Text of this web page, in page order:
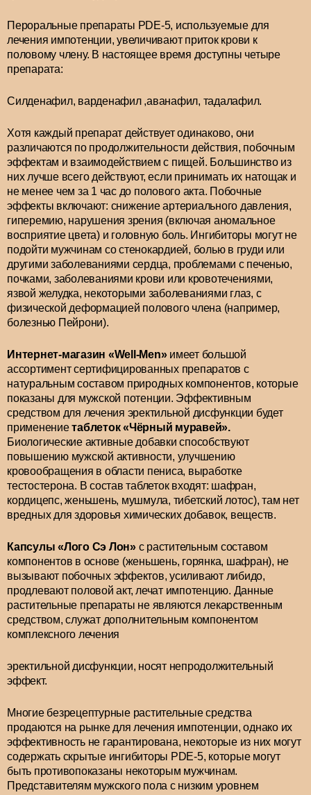
Пероральные препараты PDE-5, используемые для
лечения импотенции, увеличивают приток крови к
половому члену. В настоящее время доступны четыре
препарата:
Силденафил, варденафил ,аванафил, тадалафил.
Хотя каждый препарат действует одинаково, они
различаются по продолжительности действия, побочным
эффектам и взаимодействием с пищей. Большинство из
них лучше всего действуют, если принимать их натощак и
не менее чем за 1 час до полового акта. Побочные
эффекты включают: снижение артериального давления,
гиперемию, нарушения зрения (включая аномальное
восприятие цвета) и головную боль. Ингибиторы могут не
подойти мужчинам со стенокардией, болью в груди или
другими заболеваниями сердца, проблемами с печенью,
почками, заболеваниями крови или кровотечениями,
язвой желудка, некоторыми заболеваниями глаз, с
физической деформацией полового члена (например,
болезнью Пейрони).
Интернет-магазин «Well -Men»имеет большой
ассортимент сертифицированных препаратов с
натуральным составом природных компонентов, которые
показаны для мужской потенции. Эффективным
средством для лечения эректильной дисфункции будет
применениетаблеток «Чёрный муравей».
Биологические активные добавки способствуют
повышению мужской активности, улучшению
кровообращения в области пениса, выработке
тестостерона. В состав таблеток входят: шафран,
кордицепс, женьшень, мушмула, тибетский лотос), там нет
вредных для здоровья химических добавок, веществ.
Капсулы «Лого Сэ Лон»с растительным составом
компонентов в основе (женьшень, горянка, шафран), не
вызывают побочных эффектов, усиливают либидо,
продлевают половой акт, лечат импотенцию. Данные
растительные препараты не являются лекарственным
средством, служат дополнительным компонентом
комплексного лечения
эректильной дисфункции, носят непродолжительный
эффект.
Многие безрецептурные растительные средства
продаются на рынке для лечения импотенции, однако их
эффективность не гарантирована, некоторые из них могут
содержать скрытые ингибиторы PDE-5, которые могут
быть противопоказаны некоторым мужчинам.
Представителям мужского пола с низким уровнем